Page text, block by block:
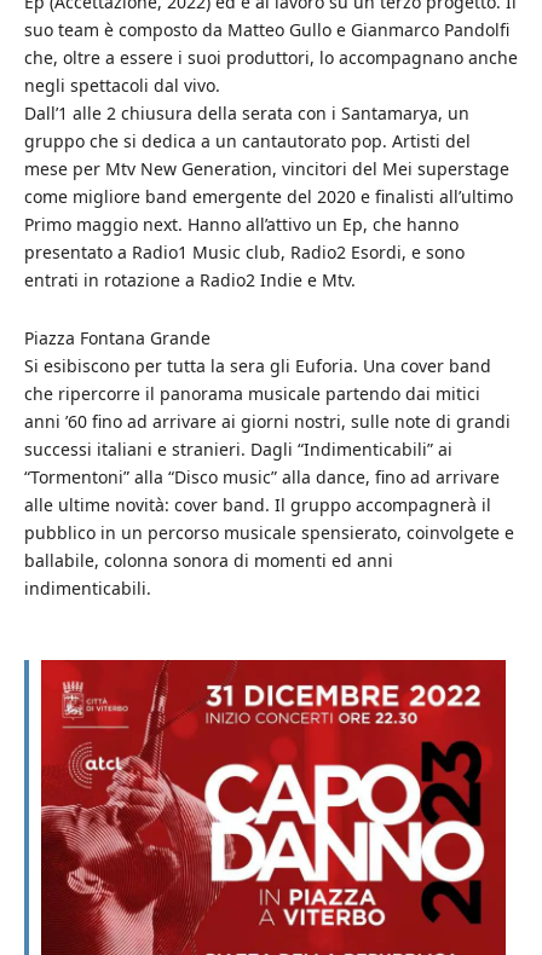
suo team è composto da Matteo Gullo e Gianmarco Pandolfi
che, oltre a essere i suoi produttori, lo accompagnano anche
negli spettacoli dal vivo.
Dall’1 alle 2 chiusura della serata con i Santamarya, un
gruppo che si dedica a un cantautorato pop. Artisti del
mese per Mtv New Generation, vincitori del Mei superstage
come migliore band emergente del 2020 e finalisti all’ultimo
Primo maggio next. Hanno all’attivo un Ep, che hanno
presentato a Radio1 Music club, Radio2 Esordi, e sono
entrati in rotazione a Radio2 Indie e Mtv.
Piazza Fontana Grande
Si esibiscono per tutta la sera gli Euforia. Una cover band
che ripercorre il panorama musicale partendo dai mitici
anni ’60 fino ad arrivare ai giorni nostri, sulle note di grandi
successi italiani e stranieri. Dagli “Indimenticabili” ai
“Tormentoni” alla “Disco music” alla dance, fino ad arrivare
alle ultime novità: cover band. Il gruppo accompagnerà il
pubblico in un percorso musicale spensierato, coinvolgete e
ballabile, colonna sonora di momenti ed anni
indimenticabili.